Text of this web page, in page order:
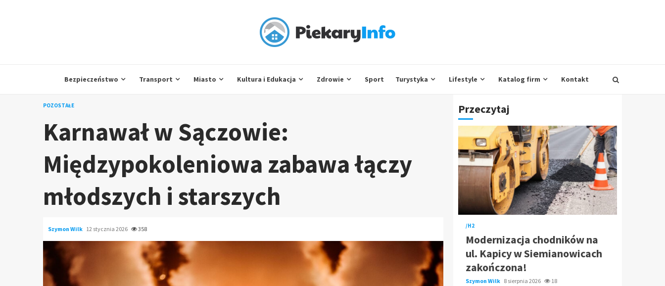
Bezpieczeństwo Transport Miasto Kultura i Edukacja Zdrowie Sport Turystyka Lifestyle Katalog firm Kontakt
POZOSTAŁE
Karnawał w Sączowie:
Międzypokoleniowa zabawa łączy
młodszych i starszych
Szymon Wilk 12 stycznia 2026 358
Przeczytaj
/H2
Modernizacja chodników na
ul. Kapicy w Siemianowicach
zakończona!
Szymon Wilk 8 sierpnia 2026 18